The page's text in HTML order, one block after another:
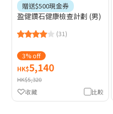
贈送$500現金券
盈健鑽石健康檢查計劃 (男)
(31)
3% off
HK$5,140
HK$5,320
比較
收藏